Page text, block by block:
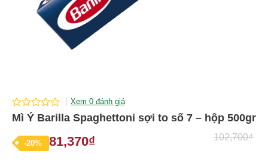
0
of
5
Xem 0 đánh giá
Mì Ý Barilla Spaghettoni sợi to số 7 – hộp 500gr
-20%
102,700₫
Giá
81,370₫Giá